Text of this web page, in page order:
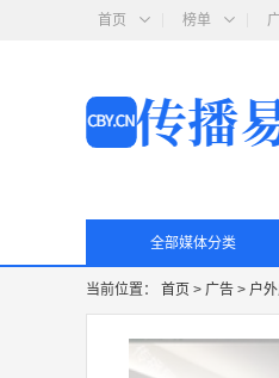
首页 榜单
全部媒体分类
当前位置： 首页 > 广告 > 户